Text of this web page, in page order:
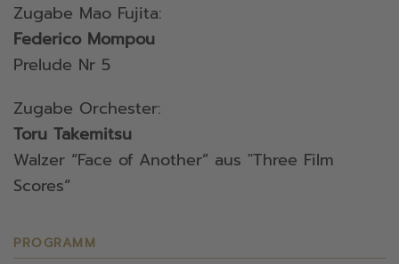
Zugabe Mao Fujita:
Federico Mompou
Prelude Nr 5
Zugabe Orchester:
Toru Takemitsu
Walzer “Face of Another” aus "Three Film
Scores“
PROGRAMM